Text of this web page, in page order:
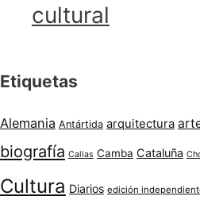
cultural
Etiquetas
Alemania Antártida arquitectura
biografía Callas Camba Cataluña
Cultura Diarios edición